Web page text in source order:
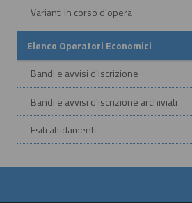
Varianti in corso d'opera
Elenco Operatori Economici
Bandi e avvisi d'iscrizione
Bandi e avvisi d'iscrizione archiviati
Esiti affidamenti